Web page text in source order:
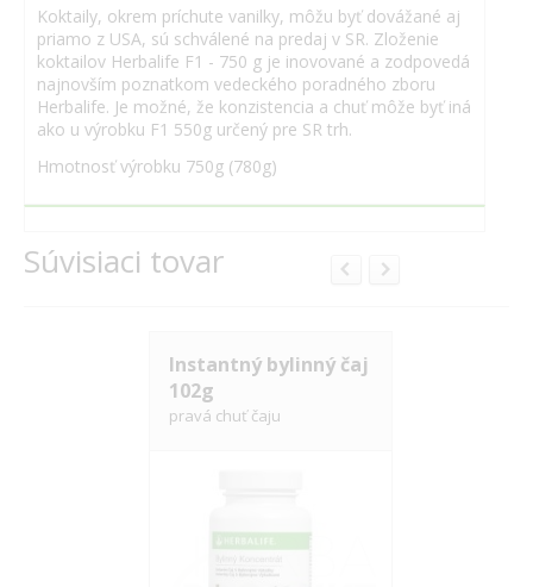
Koktaily, okrem príchute vanilky, môžu byť dovážané aj
priamo z USA, sú schválené na predaj v SR. Zloženie
koktailov Herbalife F1 - 750 g je inovované a zodpovedá
najnovším poznatkom vedeckého poradného zboru
Herbalife. Je možné, že konzistencia a chuť môže byť iná
ako u výrobku F1 550g určený pre SR trh.
Hmotnosť výrobku 750g (780g)
Súvisiaci tovar
Instantný bylinný čaj
102g
pravá chuť čaju